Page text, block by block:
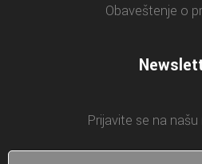
Obaveštenje o
Prijavite se na